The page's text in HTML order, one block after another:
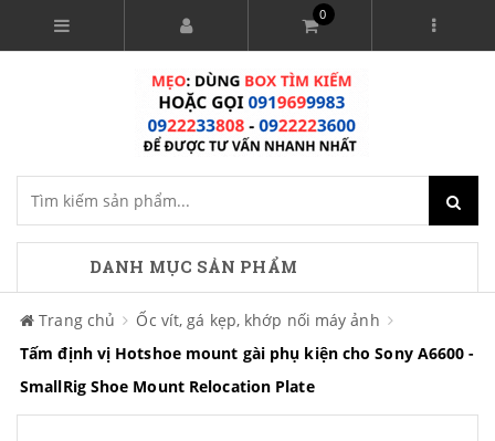
0
DANH MỤC SẢN PHẨM
Trang chủ
Ốc vít, gá kẹp, khớp nối máy ảnh
Tấm định vị Hotshoe mount gài phụ kiện cho Sony A6600 -
SmallRig Shoe Mount Relocation Plate